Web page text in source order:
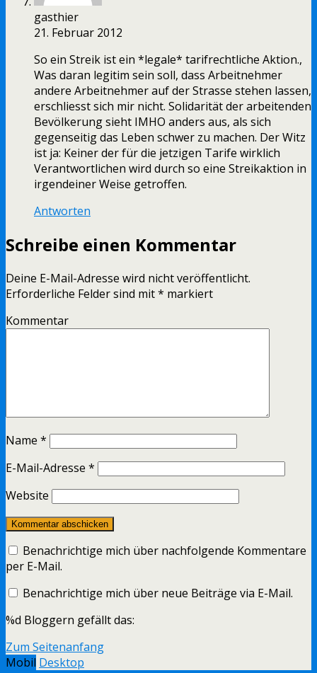
gasthier
21. Februar 2012
So ein Streik ist ein *legale* tarifrechtliche Aktion.,
Was daran legitim sein soll, dass Arbeitnehmer
andere Arbeitnehmer auf der Strasse stehen lassen,
erschliesst sich mir nicht. Solidarität der arbeitenden
Bevölkerung sieht IMHO anders aus, als sich
gegenseitig das Leben schwer zu machen. Der Witz
ist ja: Keiner der für die jetzigen Tarife wirklich
Verantwortlichen wird durch so eine Streikaktion in
irgendeiner Weise getroffen.
Antworten
Schreibe einen Kommentar
Deine E-Mail-Adresse wird nicht veröffentlicht.
Erforderliche Felder sind mit* markiert
Kommentar
Name *
E-Mail-Adresse *
Website
Benachrichtige mich über nachfolgende Kommentare
per E-Mail.
Benachrichtige mich über neue Beiträge via E-Mail.
%d Bloggern gefällt das:
Zum Seitenanfang
Mobil Desktop